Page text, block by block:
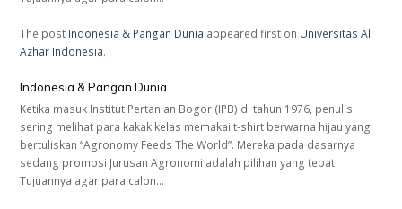
The post Indonesia & Pangan Dunia appeared first on Universitas Al
Azhar Indonesia.
Indonesia & Pangan Dunia
Ketika masuk Institut Pertanian Bogor (IPB) di tahun 1976, penulis
sering melihat para kakak kelas memakai t-shirt berwarna hijau yang
bertuliskan “Agronomy Feeds The World”. Mereka pada dasarnya
sedang promosi Jurusan Agronomi adalah pilihan yang tepat.
Tujuannya agar para calon…